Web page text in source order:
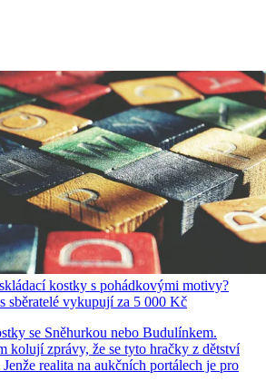
kostky s pohádkovými motivy?
sběratelé vykupují za 5 000 Kč
se Sněhurkou nebo Budulínkem.
kolují zprávy, že se tyto hračky z dětství
realita na aukčních portálech je pro